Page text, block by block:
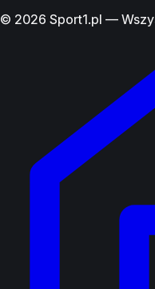
© 2026 Sport1.pl —